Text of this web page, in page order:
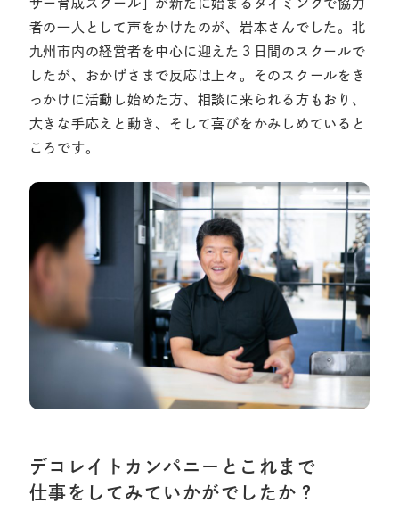
サー育成スクール」が新たに始まるタイミングで協力
者の一人として声をかけたのが、岩本さんでした。北
九州市内の経営者を中心に迎えた３日間のスクールで
したが、おかげさまで反応は上々。そのスクールをき
っかけに活動し始めた方、相談に来られる方もおり、
大きな手応えと動き、そして喜びをかみしめていると
ころです。
デコレイトカンパニーとこれまで
仕事をしてみていかがでしたか？